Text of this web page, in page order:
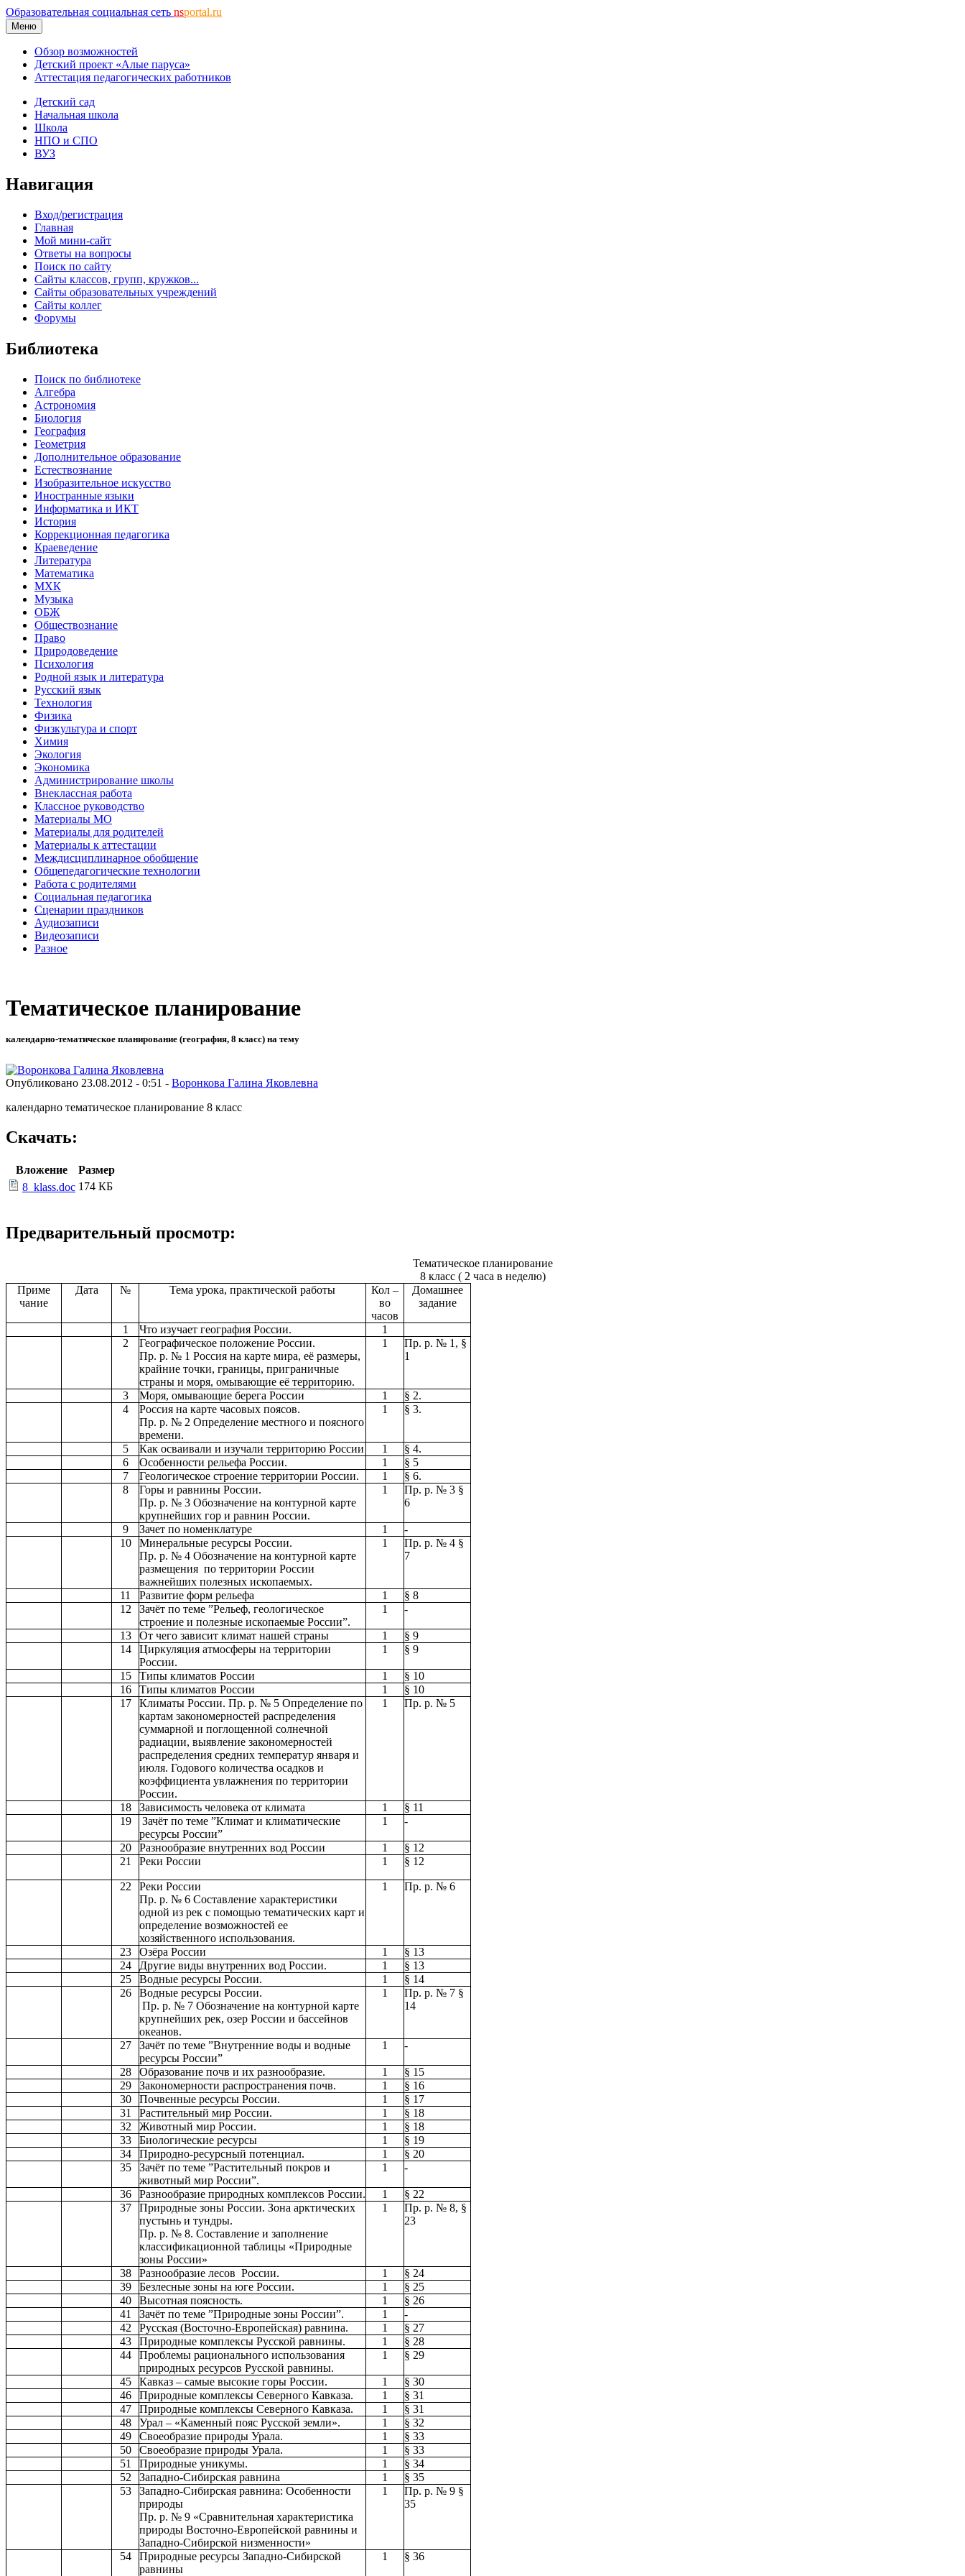
Образовательная социальная сеть nsportal.ru
Меню
Обзор возможностей
Детский проект «Алые паруса»
Аттестация педагогических работников
Детский сад
Начальная школа
Школа
НПО и СПО
ВУЗ
Навигация
Вход/регистрация
Главная
Мой мини-сайт
Ответы на вопросы
Поиск по сайту
Сайты классов, групп, кружков...
Сайты образовательных учреждений
Сайты коллег
Форумы
Библиотека
Поиск по библиотеке
Алгебра
Астрономия
Биология
География
Геометрия
Дополнительное образование
Естествознание
Изобразительное искусство
Иностранные языки
Информатика и ИКТ
История
Коррекционная педагогика
Краеведение
Литература
Математика
МХК
Музыка
ОБЖ
Обществознание
Право
Природоведение
Психология
Родной язык и литература
Русский язык
Технология
Физика
Физкультура и спорт
Химия
Экология
Экономика
Администрирование школы
Внеклассная работа
Классное руководство
Материалы МО
Материалы для родителей
Материалы к аттестации
Междисциплинарное обобщение
Общепедагогические технологии
Работа с родителями
Социальная педагогика
Сценарии праздников
Аудиозаписи
Видеозаписи
Разное
Тематическое планирование
календарно-тематическое планирование (география, 8 класс) на тему
Опубликовано 23.08.2012 - 0:51 - Воронкова Галина Яковлевна
календарно тематическое планирование 8 класс
Скачать:
Вложение
Размер
8_klass.doc 174 КБ
Предварительный просмотр:
Тематическое планирование
8 класс ( 2 часа в неделю)
Приме
чание
Дата № Тема урока, практической работы
Кол –
во
часов
Домашнее
задание
1 Что изучает география России.
1
2
Географическое положение России.
Пр. р. № 1 Россия на карте мира, её размеры,
крайние точки, границы, приграничные
страны и моря, омывающие её территорию.
1
Пр. р. № 1, §
1
3 Моря, омывающие берега России 1
§ 2.
4
Россия на карте часовых поясов.
Пр. р. № 2 Определение местного и поясного
времени.
1 § 3.
5 Как осваивали и изучали территорию России 1
§ 4.
6
Особенности рельефа России. 1
§ 5
7
Геологическое строение территории России. 1
§ 6.
8
Горы и равнины России.
Пр. р. № 3 Обозначение на контурной карте
крупнейших гор и равнин России.
1
Пр. р. № 3 §
6
9 Зачет по номенклатуре 1
-
10
Минеральные ресурсы России.
Пр. р. № 4 Обозначение на контурной карте
размещения по территории России
важнейших полезных ископаемых.
1
Пр. р. № 4 §
7
11 Развитие форм рельефа 1
§ 8
12
Зачёт по теме ”Рельеф, геологическое
строение и полезные ископаемые России”.
1 -
13 От чего зависит климат нашей страны 1
§ 9
14
Циркуляция атмосферы на территории
России.
1 § 9
15 Типы климатов России 1
§ 10
16
Типы климатов России 1
§ 10
17
Климаты России. Пр. р. № 5 Определение по
картам закономерностей распределения
суммарной и поглощенной солнечной
радиации, выявление закономерностей
распределения средних температур января и
июля. Годового количества осадков и
коэффициента увлажнения по территории
России.
1 Пр. р. № 5
18 Зависимость человека от климата 1
§ 11
19
Зачёт по теме ”Климат и климатические
ресурсы России”
1 -
20 Разнообразие внутренних вод России 1
§ 12
21
Реки России 1 § 12
22
Реки России
Пр. р. № 6 Составление характеристики
одной из рек с помощью тематических карт и
определение возможностей ее
хозяйственного использования.
1 Пр. р. № 6
23 Озёра России 1
§ 13
24
Другие виды внутренних вод России. 1
§ 13
25
Водные ресурсы России. 1
§ 14
26
Водные ресурсы России.
Пр. р. № 7 Обозначение на контурной карте
крупнейших рек, озер России и бассейнов
океанов.
1
Пр. р. № 7 §
14
27
Зачёт по теме ”Внутренние воды и водные
ресурсы России”
1 -
28 Образование почв и их разнообразие. 1
§ 15
29
Закономерности распространения почв. 1
§ 16
30
Почвенные ресурсы России. 1
§ 17
31
Растительный мир России. 1
§ 18
32
Животный мир России. 1
§ 18
33
Биологические ресурсы 1
§ 19
34
Природно-ресурсный потенциал. 1
§ 20
35
Зачёт по теме ”Растительный покров и
животный мир России”.
1 -
36 Разнообразие природных комплексов России. 1
§ 22
37
Природные зоны России. Зона арктических
пустынь и тундры.
Пр. р. № 8. Составление и заполнение
классификационной таблицы «Природные
зоны России»
1
Пр. р. № 8, §
23
38 Разнообразие лесов России. 1
§ 24
39
Безлесные зоны на юге России. 1
§ 25
40
Высотная поясность. 1
§ 26
41
Зачёт по теме ”Природные зоны России”. 1
-
42
Русская (Восточно-Европейская) равнина. 1
§ 27
43
Природные комплексы Русской равнины. 1
§ 28
44
Проблемы рационального использования
природных ресурсов Русской равнины.
1 § 29
45 Кавказ – самые высокие горы России. 1
§ 30
46
Природные комплексы Северного Кавказа. 1
§ 31
47
Природные комплексы Северного Кавказа. 1
§ 31
48
Урал – «Каменный пояс Русской земли». 1
§ 32
49
Своеобразие природы Урала. 1
§ 33
50
Своеобразие природы Урала. 1
§ 33
51
Природные уникумы. 1
§ 34
52
Западно-Сибирская равнина 1
§ 35
53
Западно-Сибирская равнина: Особенности
природы
Пр. р. № 9 «Сравнительная характеристика
природы Восточно-Европейской равнины и
Западно-Сибирской низменности»
1
Пр. р. № 9 §
35
54
Природные ресурсы Западно-Сибирской
равнины
1 § 36